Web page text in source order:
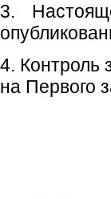
3.
4. Контроль
на Первого